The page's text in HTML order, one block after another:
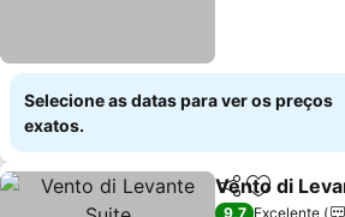
Selecione as datas para ver os preços
exatos.
Partilhar
Vento di
9,7 Excelente